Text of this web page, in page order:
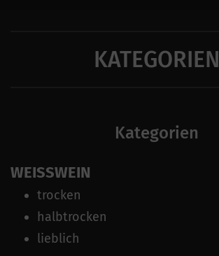
KATEGORIEN
Kategorien
WEISSWEIN
trocken
halbtrocken
lieblich